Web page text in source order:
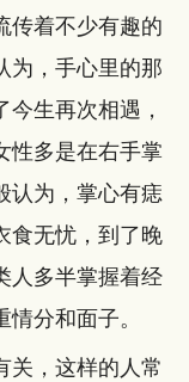
传着不少有趣的
为，手心里的那
生再次相遇，
性多是在右手掌
认为，掌心有痣
食无忧，到了晚
人多半掌握着经
分和面子。
关，这样的人常